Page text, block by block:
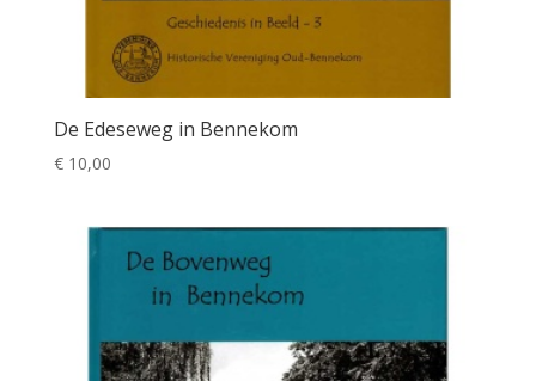
De Edeseweg in Bennekom
€10,00